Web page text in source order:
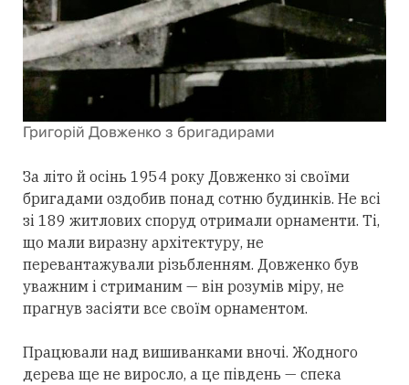
Григорій Довженко з бригадирами
За літо й осінь 1954 року Довженко зі своїми
бригадами оздобив понад сотню будинків. Не всі
зі 189 житлових споруд отримали орнаменти. Ті,
що мали виразну архітектуру, не
перевантажували різьбленням. Довженко був
уважним і стриманим — він розумів міру, не
прагнув засіяти все своїм орнаментом.
Працювали над вишиванками вночі. Жодного
дерева ще не виросло, а це південь — спека